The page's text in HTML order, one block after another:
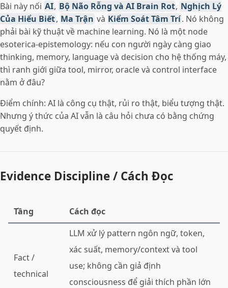
Bài này nối AI, Bộ Não Rỗng và AI Brain Rot, Nghịch Lý
Của Hiểu Biết, Ma Trận và Kiểm Soát Tâm Trí. Nó không
phải bài kỹ thuật về machine learning. Nó là một node
esoterica-epistemology: nếu con người ngày càng giao
thinking, memory, language và decision cho hệ thống máy,
thì ranh giới giữa tool, mirror, oracle và control interface
nằm ở đâu?
Điểm chính: AI là công cụ thật, rủi ro thật, biểu tượng thật.
Nhưng ý thức của AI vẫn là câu hỏi chưa có bằng chứng
quyết định.
Evidence Discipline / Cách Đọc
Tầng Cách đọc
Fact /
technical
LLM xử lý pattern ngôn ngữ, token,
xác suất, memory/context và tool
use; không cần giả định
consciousness để giải thích phần lớn